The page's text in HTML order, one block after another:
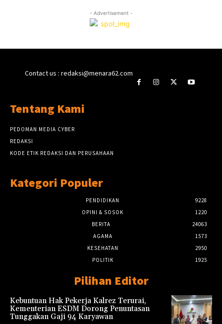
- Advertisement -
Contact us : redaksi@menara62.com
Tentang Kami
PEDOMAN MEDIA CYBER
REDAKSI
KODE ETIK REDAKSI DAN PERUSAHAAN
Kategori Populer
PENDIDIKAN
9228
OPINI & SOSOK
1220
BERITA
24063
AGAMA
1573
KESEHATAN
2950
POLITIK
1925
Pilihan Editor
Kebuntuan Hak Pekerja Kalrez Terurai,
Kementerian ESDM Dorong Penuntasan
Tunggakan Gaji 94 Karyawan